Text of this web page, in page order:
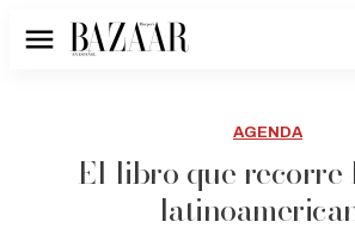
Menú
AGENDA
El libro que recorre